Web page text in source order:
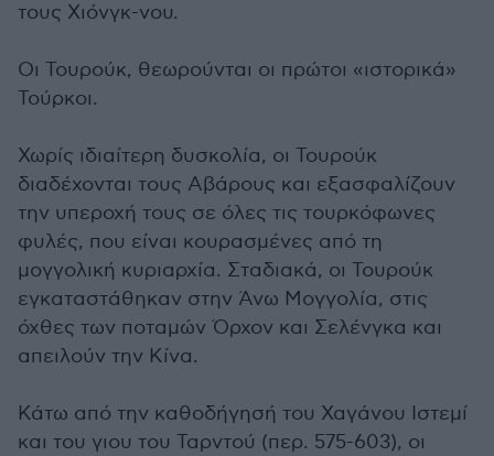
τους Χιόνγκ-νου.
Οι Τουρούκ, θεωρούνται οι πρώτοι «ιστορικά»
Τούρκοι.
Χωρίς ιδιαίτερη δυσκολία, οι Τουρούκ
διαδέχονται τους Αβάρους και εξασφαλίζουν
την υπεροχή τους σε όλες τις τουρκόφωνες
φυλές, που είναι κουρασμένες από τη
μογγολική κυριαρχία. Σταδιακά, οι Τουρούκ
εγκαταστάθηκαν στην Άνω Μογγολία, στις
όχθες των ποταμών Όρχον και Σελένγκα και
απειλούν την Κίνα.
Κάτω από την καθοδήγησή του Χαγάνου Ιστεμί
και του γιου του Ταρντού (περ. 575-603), οι